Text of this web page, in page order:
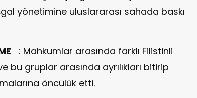
yönetimine uluslararası sahada baskı
: Mahkumlar arasında farklı Filistinli
bu gruplar arasında ayrılıkları bitirip
öncülük etti.